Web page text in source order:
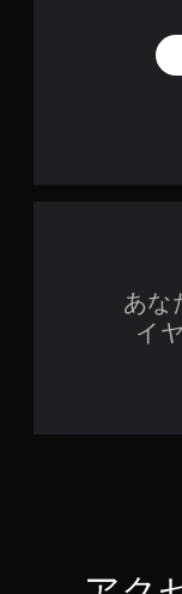
あな
イ
ー
ブ